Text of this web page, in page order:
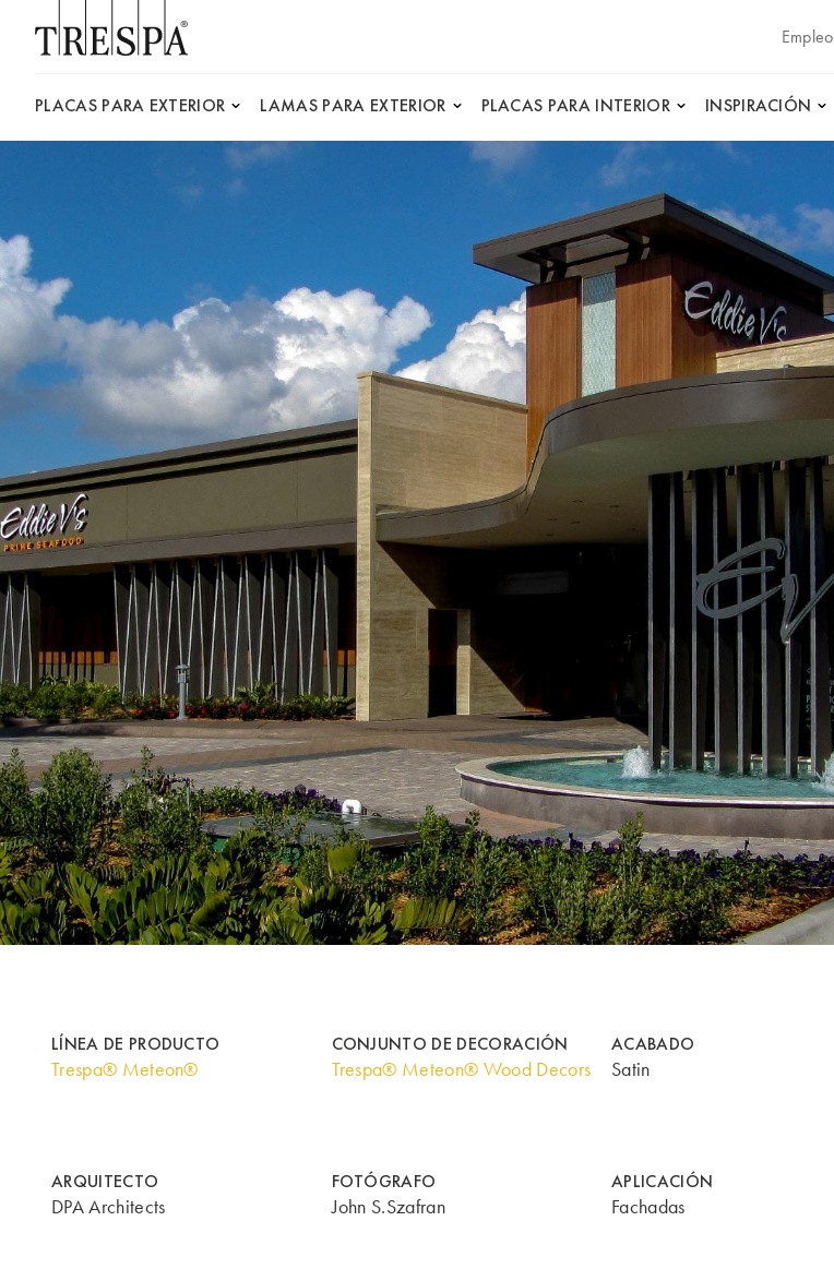
Empleo
PLACAS PARA EXTERIOR LAMAS PARA EXTERIOR PLACAS PARA INTERIOR INSPIRACIÓN
LÍNEA DE PRODUCTO
Trespa® Meteon®
CONJUNTO DE DECORACIÓN
Trespa® Meteon® Wood Decors
ACABADO
Satin
ARQUITECTO
DPA Architects
FOTÓGRAFO
John S.Szafran
APLICACIÓN
Fachadas